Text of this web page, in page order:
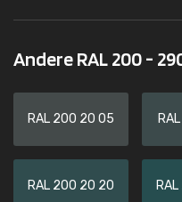
Andere RAL 200 -
RAL 200 20 05
RAL 200 20 20